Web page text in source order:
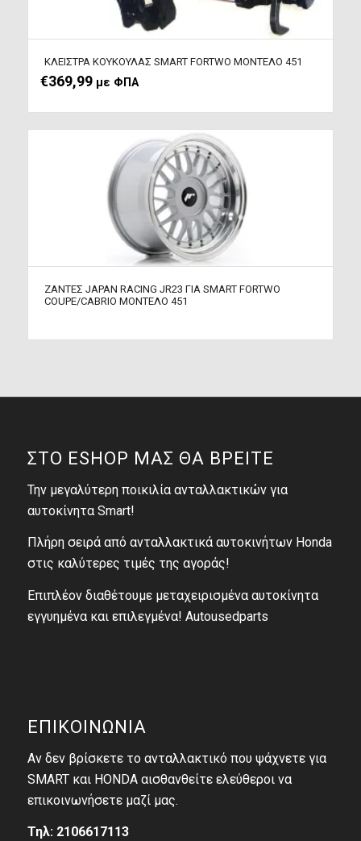
ΚΛΕΙΣΤΡΑ ΚΟΥΚΟΥΛΑΣ SMART FORTWO ΜΟΝΤΕΛΟ 451
€369,99 με ΦΠΑ
ΖΑΝΤΕΣ JAPAN RACING JR23 ΓΙΑ SMART FORTWO
COUPE/CABRIO ΜΟΝΤΕΛΟ 451
ΣΤΟ ESHOP ΜΑΣ ΘΑ ΒΡΕΙΤΕ
Την μεγαλύτερη ποικιλία ανταλλακτικών για
αυτοκίνητα Smart!
Πλήρη σειρά από ανταλλακτικά αυτοκινήτων Honda
στις καλύτερες τιμές της αγοράς!
Επιπλέον διαθέτουμε μεταχειρισμένα αυτοκίνητα
εγγυημένα και επιλεγμένα! Autousedparts
ΕΠΙΚΟΙΝΩΝΙΑ
Αν δεν βρίσκετε το ανταλλακτικό που ψάχνετε για
SMART και HONDA αισθανθείτε ελεύθεροι να
επικοινωνήσετε μαζί μας.
Τηλ: 2106617113